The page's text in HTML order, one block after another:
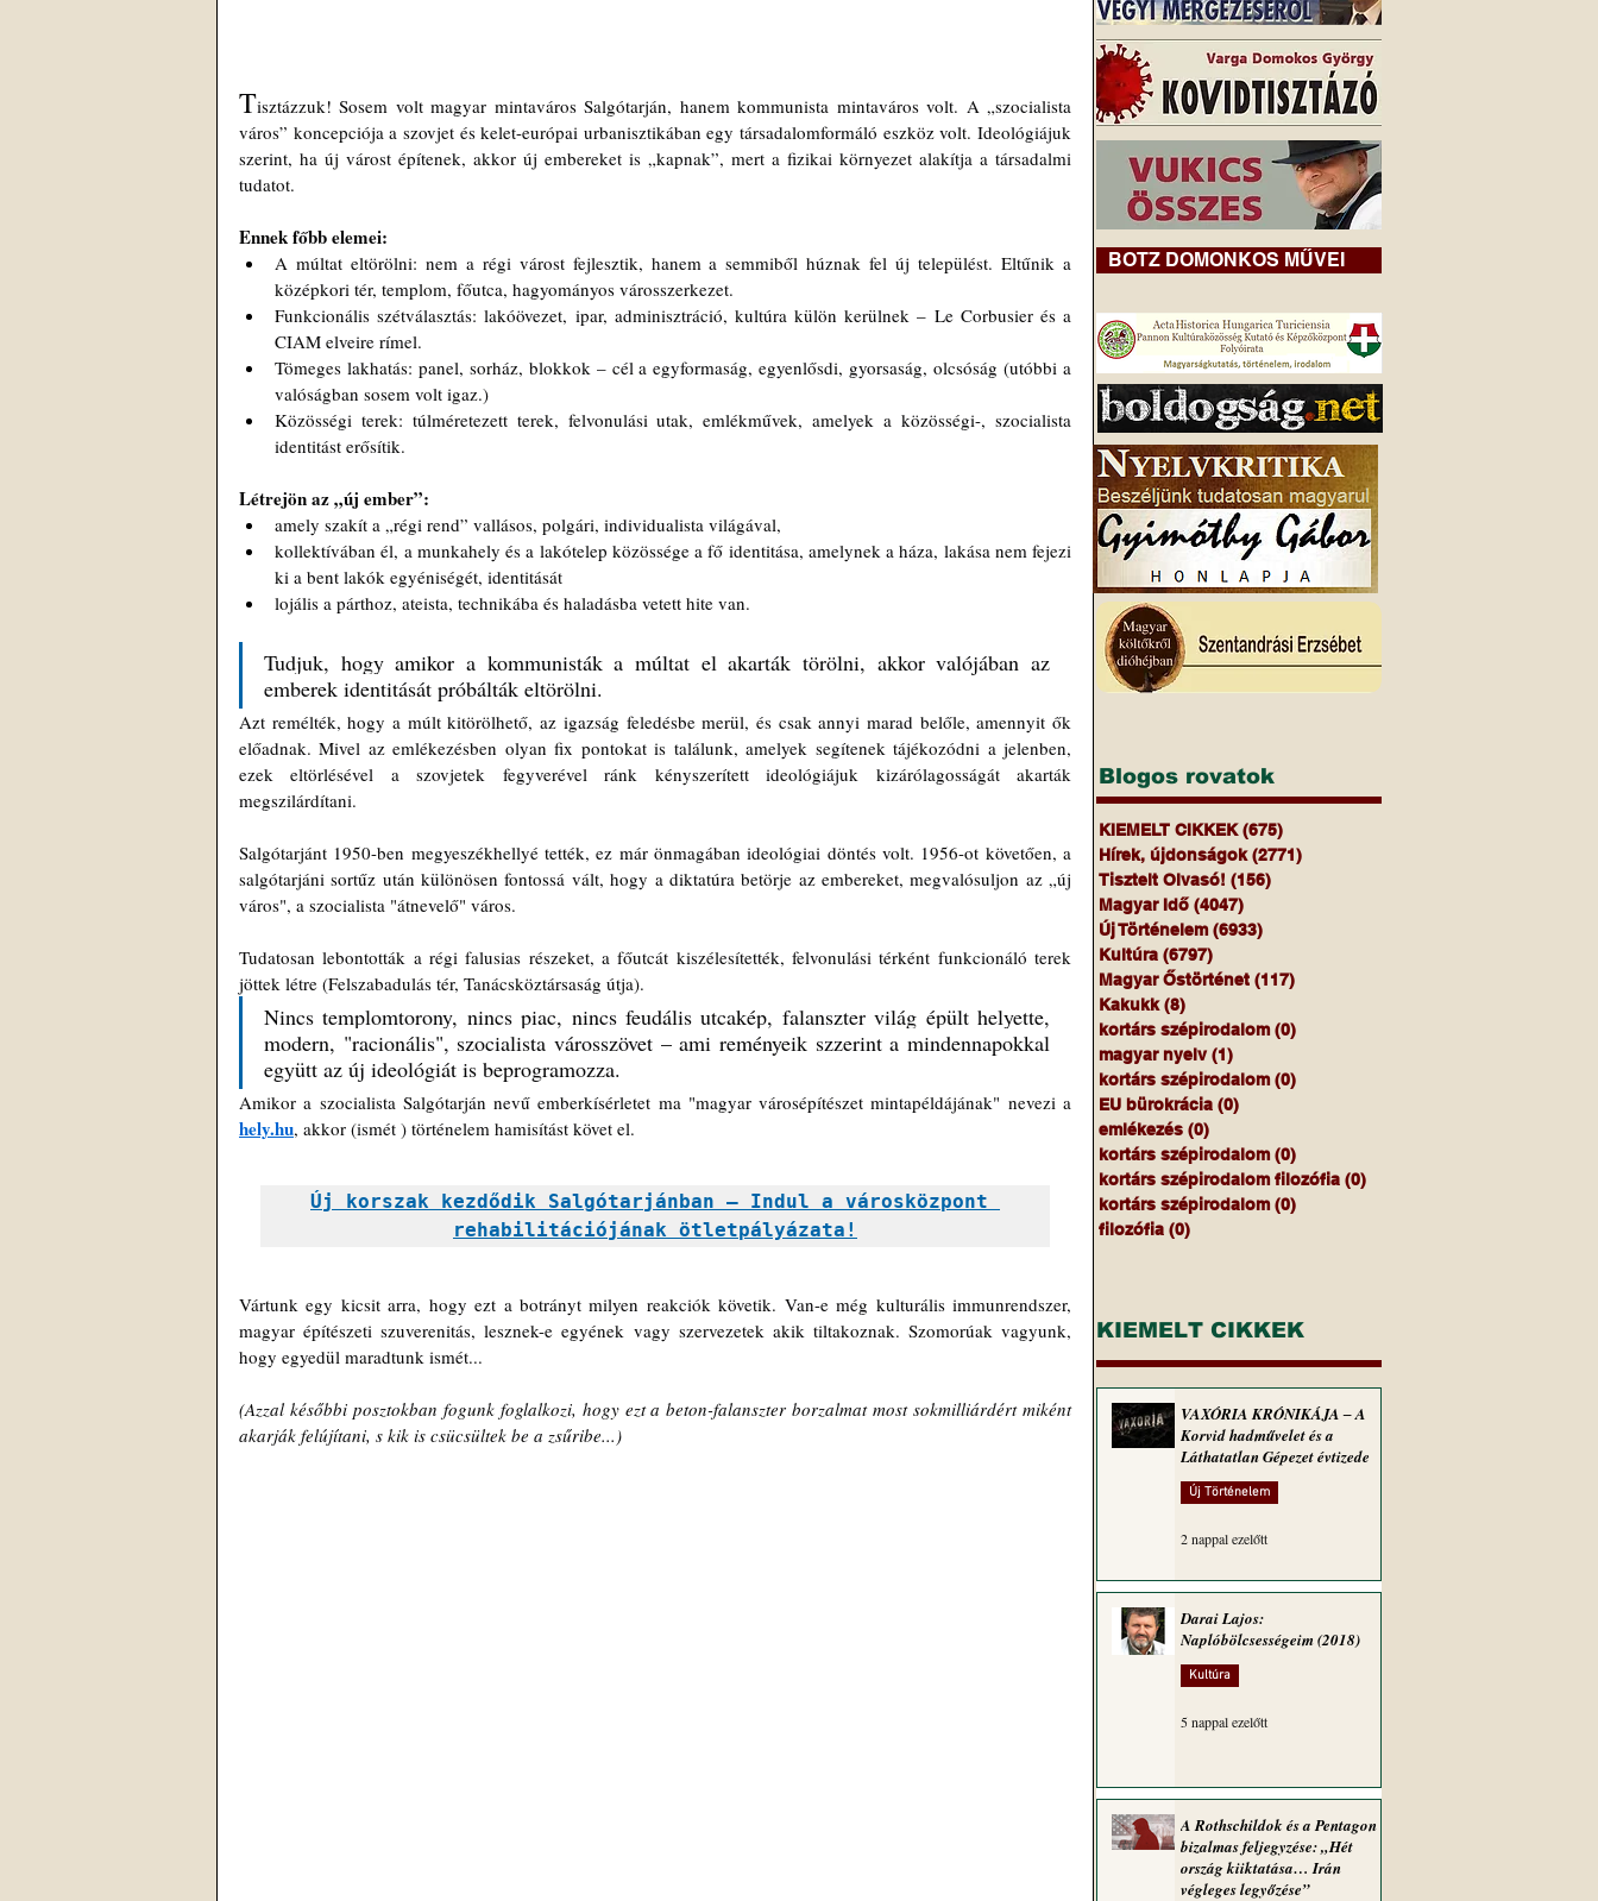
Tisztázzuk! Sosem volt magyar mintaváros Salgótarján, hanem kommunista mintaváros volt. A „szocialista
város” koncepciója a szovjet és kelet-európai urbanisztikában egy társadalomformáló eszköz volt. Ideológiájuk
szerint, ha új várost építenek, akkor új embereket is „kapnak”, mert a fizikai környezet alakítja a társadalmi
tudatot.
Ennek főbb elemei:
A múltat eltörölni: nem a régi várost fejlesztik, hanem a semmiből húznak fel új települést. Eltűnik a
középkori tér, templom, főutca, hagyományos városszerkezet.
Funkcionális szétválasztás: lakóövezet, ipar, adminisztráció, kultúra külön kerülnek – Le Corbusier és a
CIAM elveire rímel.
Tömeges lakhatás: panel, sorház, blokkok – cél a egyformaság, egyenlősdi, gyorsaság, olcsóság (utóbbi a
valóságban sosem volt igaz.)
Közösségi terek: túlméretezett terek, felvonulási utak, emlékművek, amelyek a közösségi-, szocialista
identitást erősítik.
Létrejön az „új ember”:
amely szakít a „régi rend” vallásos, polgári, individualista világával,
kollektívában él, a munkahely és a lakótelep közössége a fő identitása, amelynek a háza, lakása nem fejezi
ki a bent lakók egyéniségét, identitását
lojális a párthoz, ateista, technikába és haladásba vetett hite van.
Tudjuk, hogy amikor a kommunisták a múltat el akarták törölni, akkor valójában az
emberek identitását próbálták eltörölni.
Azt remélték, hogy a múlt kitörölhető, az igazság feledésbe merül, és csak annyi marad belőle, amennyit ők
előadnak. Mivel az emlékezésben olyan fix pontokat is találunk, amelyek segítenek tájékozódni a jelenben,
ezek eltörlésével a szovjetek fegyverével ránk kényszerített ideológiájuk kizárólagosságát akarták
megszilárdítani.
Salgótarjánt 1950-ben megyeszékhellyé tették, ez már önmagában ideológiai döntés volt. 1956-ot követően, a
salgótarjáni sortűz után különösen fontossá vált, hogy a diktatúra betörje az embereket, megvalósuljon az „új
város", a szocialista "átnevelő" város.
Tudatosan lebontották a régi falusias részeket, a főutcát kiszélesítették, felvonulási térként funkcionáló terek
jöttek létre (Felszabadulás tér, Tanácsköztársaság útja).
Nincs templomtorony, nincs piac, nincs feudális utcakép, falanszter világ épült helyette,
modern, "racionális", szocialista városszövet – ami reményeik szzerint a mindennapokkal
együtt az új ideológiát is beprogramozza.
hely.hu, akkor (ismét ) történelem hamisítást követ el.
Új korszak kezdődik Salgótarjánban – Indul a városközpont
rehabilitációjának ötletpályázata!
Vártunk egy kicsit arra, hogy ezt a botrányt milyen reakciók követik. Van-e még kulturális immunrendszer,
magyar építészeti szuverenitás, lesznek-e egyének vagy szervezetek akik tiltakoznak. Szomorúak vagyunk,
hogy egyedül maradtunk ismét...
(Azzal későbbi posztokban fogunk foglalkozi, hogy ezt a beton-falanszter borzalmat most sokmilliárdért miként
akarják felújítani, s kik is csücsültek be a zsűribe...)
BOTZ DOMONKOS MŰVEI
Blogos rovatok
KIEMELT CIKKEK (675)
Hírek, újdonságok (2771)
Tisztelt Olvasó! (156)
Magyar Idő (4047)
Új Történelem (6933)
Kultúra (6797)
Magyar Őstörténet (117)
Kakukk (8)
kortárs szépirodalom (0)
magyar nyelv (1)
kortárs szépirodalom (0)
EU bürokrácia (0)
emlékezés (0)
kortárs szépirodalom (0)
kortárs szépirodalom filozófia (0)
kortárs szépirodalom (0)
filozófia (0)
KIEMELT CIKKEK
VAXÓRIA KRÓNIKÁJA ‒ A
Korvid hadművelet és a
Láthatatlan Gépezet évtizede
Új Történelem
2 nappal ezelőtt
Darai Lajos:
Naplóbölcsességeim (2018)
Kultúra
5 nappal ezelőtt
A Rothschildok és a Pentagon
bizalmas feljegyzése: „Hét
ország kiiktatása… Irán
végleges legyőzése”